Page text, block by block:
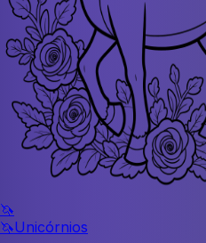
🦄
🦄Unicórnios